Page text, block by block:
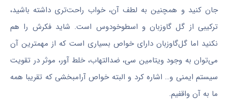
جان کنید و همچنین به لطف آن، خواب راحت‌تری داشته باشید،
ترکیبی از گل گاوزبان و اسطوخودوس است. شاید فکرش را هم
نکنید اما گل‌گاوزبان دارای خواص بسیاری است که از مهمترین آن
می‌توان به وجود ویتامین سی، ضدالتهاب، خلط آور، موثر در تقویت
سیستم ایمنی و… اشاره کرد و البته خواص آرامبخشی که تقریبا همه
ما به آن واقفیم.